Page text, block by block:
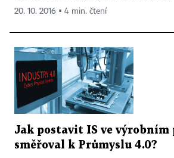
20. 10. 2016 ▪ 4 min. čtení
Jak postavit IS ve výrobním
směřoval k Průmyslu 4.0?